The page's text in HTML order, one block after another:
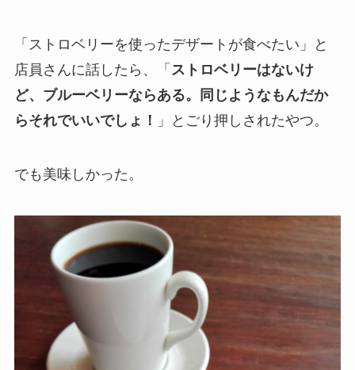
「ストロベリーを使ったデザートが食べたい」と
店員さんに話したら、「 ストロベリーはないけ
ど、ブルーベリーならある。同じようなもんだか
らそれでいいでしょ！
」とごり押しされたやつ。
でも美味しかった。